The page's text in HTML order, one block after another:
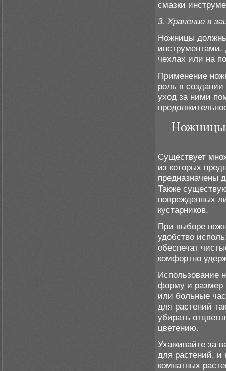
смазки
3. Хранение в
Ножницы
инструментами.
чехлах или на
Применение
роль в
уход за ними
Ножницы
Существует
из которых
предназначены
Также
поврежденных
кустарников.
При выборе
удобство
обеспечат
комфортно
Использование
форму и размер
или больные
для растений
убирать
цветению.
Ухаживайте за
для растений, и
комнатных